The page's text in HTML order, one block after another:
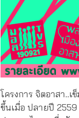
โครงการ จิตอาสา..เ
ขึ้นเมื่อ ปลายปี 2559